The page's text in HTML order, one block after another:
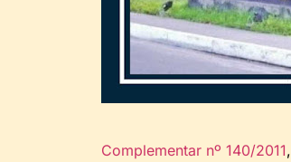
Complementar nº 140/2011